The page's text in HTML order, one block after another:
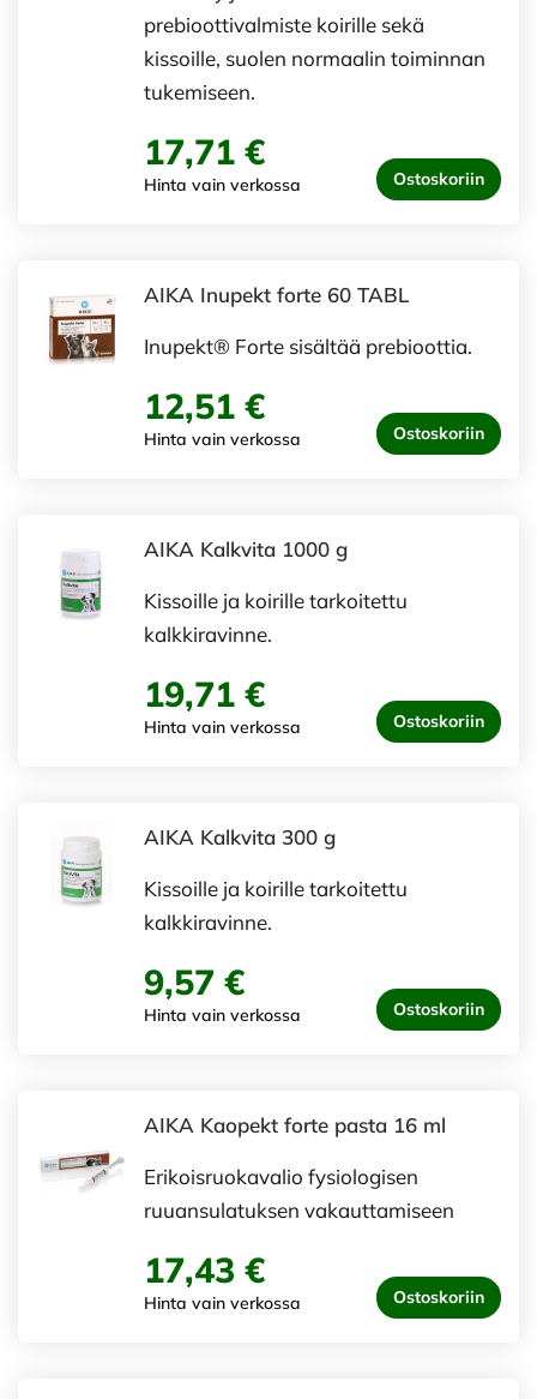
prebioottivalmiste koirille sekä
kissoille, suolen normaalin toiminnan
tukemiseen.
17,71 €
Hinta vain verkossa Ostoskoriin
AIKA Inupekt forte 60 TABL
Inupekt® Forte sisältää prebioottia.
12,51 €
Hinta vain verkossa Ostoskoriin
AIKA Kalkvita 1000 g
Kissoille ja koirille tarkoitettu
kalkkiravinne.
19,71 €
Hinta vain verkossa Ostoskoriin
AIKA Kalkvita 300 g
Kissoille ja koirille tarkoitettu
kalkkiravinne.
9,57 €
Hinta vain verkossa Ostoskoriin
AIKA Kaopekt forte pasta 16 ml
Erikoisruokavalio fysiologisen
ruuansulatuksen vakauttamiseen
17,43 €
Hinta vain verkossa Ostoskoriin